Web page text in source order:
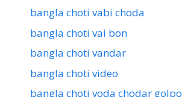
bangla choti vabi choda
bangla choti vai bon
bangla choti vandar
bangla choti video
bangla choti voda chodar golpo